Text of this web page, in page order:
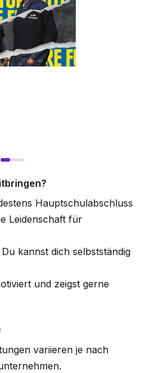
Hauptschulabschluss
Leidenschaft für
Du kannst dich selbstständig
und zeigst gerne
variieren je nach